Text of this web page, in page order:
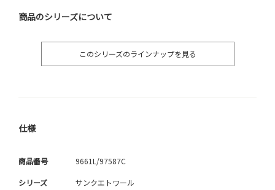
商品のシリーズについて
このシリーズのラインナップを見る
仕様
商品番号 9661L/97587C
シリーズ サンクエトワール